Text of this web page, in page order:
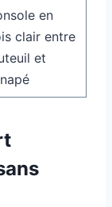
en
clair entre
et